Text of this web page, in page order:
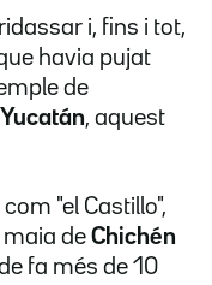
i, fins i tot,
havia pujat
de
, aquest
"el Castillo",
de Chichén
fa més de 10